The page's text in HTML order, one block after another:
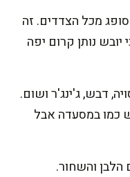
מכל הצדדים. זה
נותן קרום יפה
דבש, ג'ינג'ר ושום.
כמו במסעדה אבל
והשחור.